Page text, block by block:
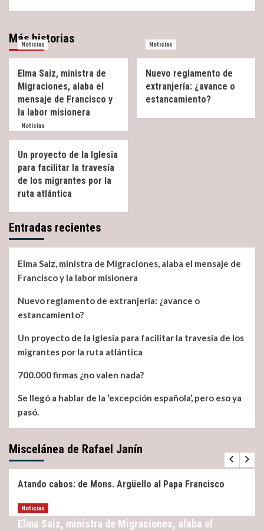
Más historias
Noticias
Elma Saiz, ministra de
Migraciones, alaba el
mensaje de Francisco y
la labor misionera
Noticias
Nuevo reglamento de
extranjería: ¿avance o
estancamiento?
Noticias
Un proyecto de la Iglesia
para facilitar la travesía
de los migrantes por la
ruta atlántica
Entradas recientes
Elma Saiz, ministra de Migraciones, alaba el mensaje de
Francisco y la labor misionera
Nuevo reglamento de extranjería: ¿avance o
estancamiento?
Un proyecto de la Iglesia para facilitar la travesía de los
migrantes por la ruta atlántica
700.000 firmas ¿no valen nada?
Se llegó a hablar de la ‘excepción española’, pero eso ya
pasó.
Miscelánea de Rafael Janín
Miscelánea Noticias
Atando cabos: de Mons. Argüello al Papa Francisco
Noticias
Elma Saiz, ministra de Migraciones, alaba el